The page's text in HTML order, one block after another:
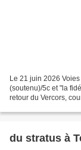
Le 21 juin 2026
(soutenu)/5c et "la
retour du Vercors,
du stratus à